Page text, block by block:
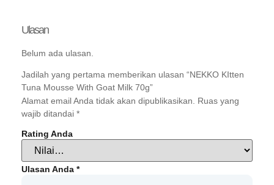
Ulasan
Belum ada ulasan.
Jadilah yang pertama memberikan ulasan “NEKKO KItten
Tuna Mousse With Goat Milk 70g”
Alamat email Anda tidak akan dipublikasikan. Ruas yang
wajib ditandai *
Rating Anda
Ulasan Anda *